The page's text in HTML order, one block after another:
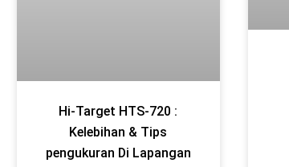
Hi-Target HTS-720 :
Kelebihan & Tips
pengukuran Di Lapangan